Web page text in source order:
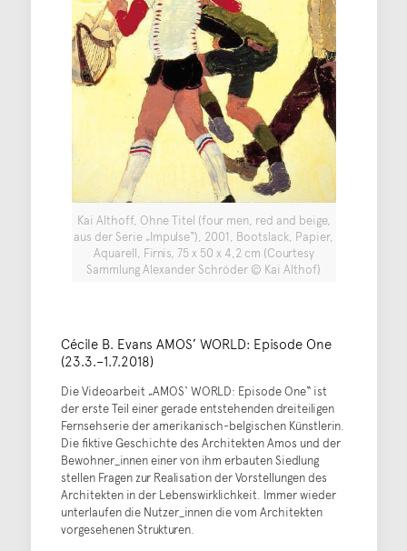
Kai Althoff, Ohne Titel (four men, red and beige,
aus der Serie „Impulse“), 2001, Bootslack, Papier,
Aquarell, Firnis, 75 x 50 x 4,2 cm (Courtesy
Sammlung Alexander Schröder © Kai Althof)
Cécile B. Evans AMOS’ WORLD: Episode One
(23.3.–1.7.2018)
Die Videoarbeit „AMOS‘ WORLD: Episode One“ ist
der erste Teil einer gerade entstehenden dreiteiligen
Fernsehserie der amerikanisch-belgischen Künstlerin.
Die fiktive Geschichte des Architekten Amos und der
Bewohner_innen einer von ihm erbauten Siedlung
stellen Fragen zur Realisation der Vorstellungen des
Architekten in der Lebenswirklichkeit. Immer wieder
unterlaufen die Nutzer_innen die vom Architekten
vorgesehenen Strukturen.